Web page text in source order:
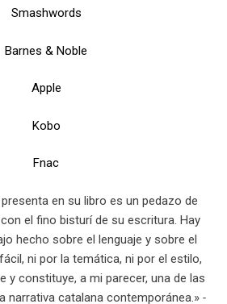
Smashwords
Barnes & Noble
Apple
Kobo
Fnac
en su libro es un pedazo de
el fino bisturí de su escritura. Hay
hecho sobre el lenguaje y sobre el
ni por la temática, ni por el estilo,
y constituye, a mi parecer, una de las
narrativa catalana contemporánea.» -